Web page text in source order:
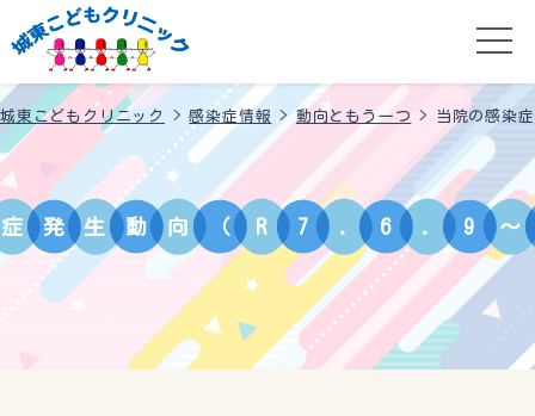
城東こどもクリニック >感染症情報 > 動向ともう一つ > 当院の感染
症 発 生 動 向 （ R 7 . 6 . 9 〜